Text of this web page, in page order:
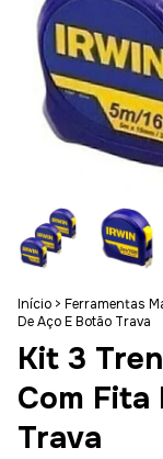
Início > Ferramentas
De Aço E Botão Trava
Kit 3
Com Fita
Trava